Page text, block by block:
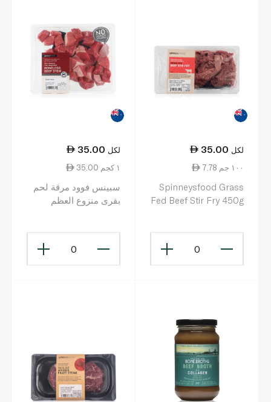
35.00 لكل
7.78 ١٠٠ جم
Spinneysfood Grass
Fed Beef Stir Fry 450g
0
35.00 لكل
35.00 ١ كجم
سبينس فوود مرقة لحم
بقرى منزوع العظم
0